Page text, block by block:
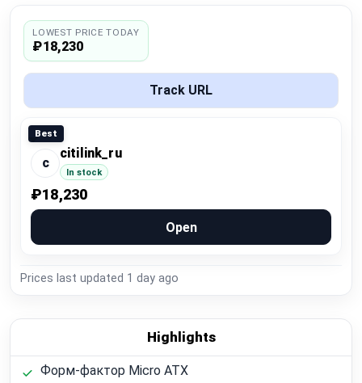
Log in
LOWEST PRICE TODAY
₽18,230
Track URL
Best
c
citilink_ru
In stock
₽18,230
Open
Prices last updated 1 day ago
Highlights
Форм-фактор Micro ATX